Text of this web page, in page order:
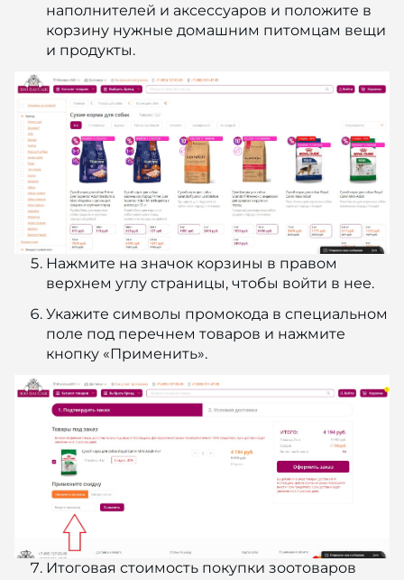
наполнителей и аксессуаров и положите в
корзину нужные домашним питомцам вещи
и продукты.
Нажмите на значок корзины в правом
верхнем углу страницы, чтобы войти в нее.
Укажите символы промокода в специальном
поле под перечнем товаров и нажмите
кнопку «Применить».
Итоговая стоимость покупки зоотоваров